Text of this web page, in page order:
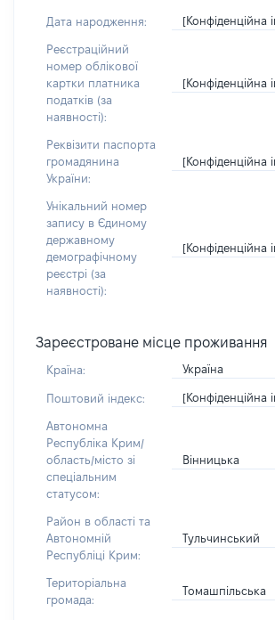
Дата народження: [Конфіденційна
Реєстраційний
номер облікової
картки платника
податків (за
наявності):
[Конфіденційна
Реквізити паспорта
громадянина
України:
[Конфіденційна
Унікальний номер
запису в Єдиному
державному
демографічному
реєстрі (за
наявності):
[Конфіденційна
Зареєстроване місце проживання
Країна: Україна
Поштовий індекс: [Конфіденційна
Автономна
Республіка Крим/
область/місто зі
спеціальним
статусом:
Вінницька
Район в області та
Автономній
Республіці Крим:
Тульчинський
Територіальна
громада:
Томашпільська